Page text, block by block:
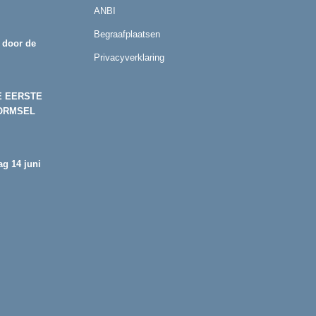
door de
EERSTE
14 juni
ANBI
Begraafplaatsen
Privacyverklaring